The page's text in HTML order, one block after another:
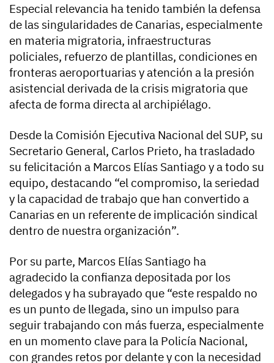
Especial relevancia ha tenido también la defensa
de las singularidades de Canarias, especialmente
en materia migratoria, infraestructuras
policiales, refuerzo de plantillas, condiciones en
fronteras aeroportuarias y atención a la presión
asistencial derivada de la crisis migratoria que
afecta de forma directa al archipiélago.
Desde la Comisión Ejecutiva Nacional del SUP, su
Secretario General, Carlos Prieto, ha trasladado
su felicitación a Marcos Elías Santiago y a todo su
equipo, destacando “el compromiso, la seriedad
y la capacidad de trabajo que han convertido a
Canarias en un referente de implicación sindical
dentro de nuestra organización”.
Por su parte, Marcos Elías Santiago ha
agradecido la confianza depositada por los
delegados y ha subrayado que “este respaldo no
es un punto de llegada, sino un impulso para
seguir trabajando con más fuerza, especialmente
en un momento clave para la Policía Nacional,
con grandes retos por delante y con la necesidad